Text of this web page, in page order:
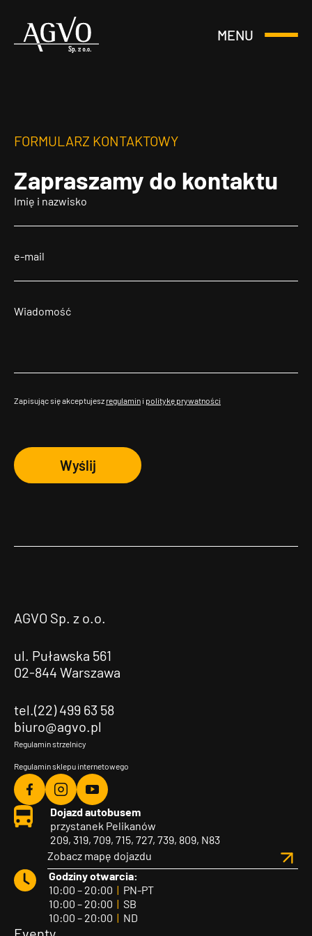
Header
MENU
Otwórz
FORMULARZ KONTAKTOWY
Zapraszamy do kontaktu
Zapisując się akceptujesz regulamin i politykę prywatności
Wyślij
AGVO Sp. z o.o.
ul. Puławska 561
02-844 Warszawa
tel.(22) 499 63 58
biuro@agvo.pl
Regulamin strzelnicy
Regulamin sklepu internetowego
Agvo
Facebook
Agvo
Instagram
Agvo
YouTube
Dojazd autobusem
przystanek Pelikanów
209, 319, 709, 715, 727, 739, 809, N83
Zobacz mapę dojazdu
Godziny otwarcia:
10:00 – 20:00 | PN-PT
10:00 – 20:00 | SB
10:00 – 20:00 | ND